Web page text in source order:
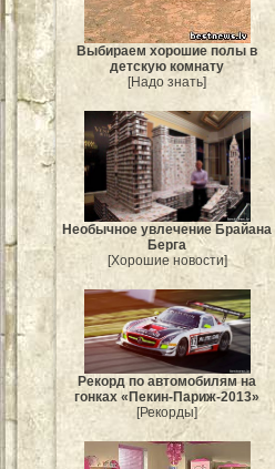
Выбираем хорошие полы в
детскую комнату
[Надо знать]
Необычное увлечение Брайана
Берга
[Хорошие новости]
Рекорд по автомобилям на
гонках «Пекин-Париж-2013»
[Рекорды]